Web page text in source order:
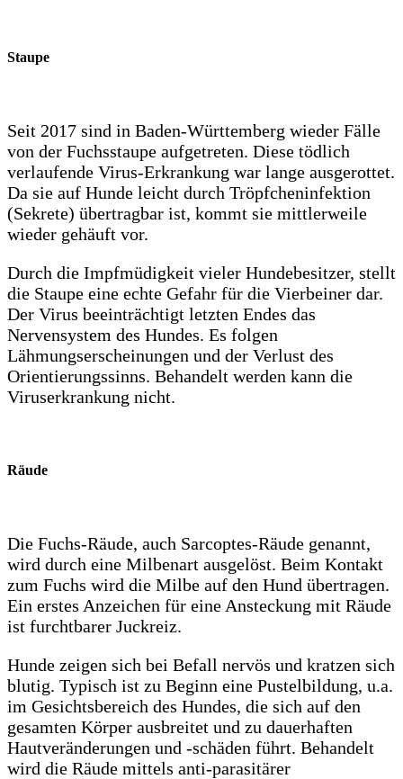
Staupe
Seit 2017 sind in Baden-Württemberg wieder Fälle
von der Fuchsstaupe aufgetreten. Diese tödlich
verlaufende Virus-Erkrankung war lange ausgerottet.
Da sie auf Hunde leicht durch Tröpfcheninfektion
(Sekrete) übertragbar ist, kommt sie mittlerweile
wieder gehäuft vor.
Durch die Impfmüdigkeit vieler Hundebesitzer, stellt
die Staupe eine echte Gefahr für die Vierbeiner dar.
Der Virus beeinträchtigt letzten Endes das
Nervensystem des Hundes. Es folgen
Lähmungserscheinungen und der Verlust des
Orientierungssinns. Behandelt werden kann die
Viruserkrankung nicht.
Räude
Die Fuchs-Räude, auch Sarcoptes-Räude genannt,
wird durch eine Milbenart ausgelöst. Beim Kontakt
zum Fuchs wird die Milbe auf den Hund übertragen.
Ein erstes Anzeichen für eine Ansteckung mit Räude
ist furchtbarer Juckreiz.
Hunde zeigen sich bei Befall nervös und kratzen sich
blutig. Typisch ist zu Beginn eine Pustelbildung, u.a.
im Gesichtsbereich des Hundes, die sich auf den
gesamten Körper ausbreitet und zu dauerhaften
Hautveränderungen und -schäden führt. Behandelt
wird die Räude mittels anti-parasitärer